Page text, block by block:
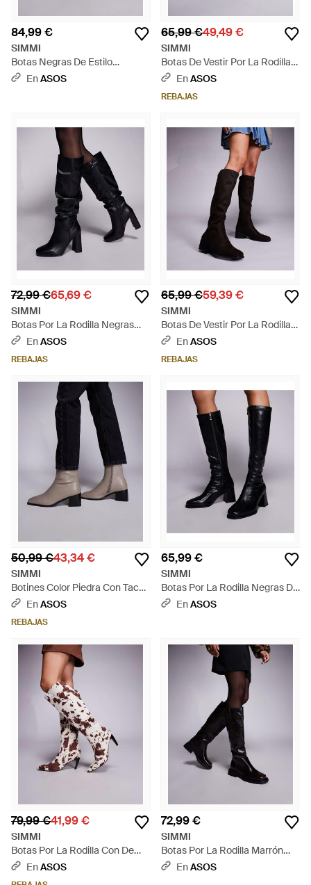
84,99 €
SIMMI
Botas Negras De Estilo
Wéstern Dallas De Simmi
EnASOS
65,99 €49,49 €
SIMMI
Botas De Vestir Por La Rodilla
Verde Oliva De Poliuretano
EnASOS
REBAJAS
72,99 €65,69 €
SIMMI
Botas Por La Rodilla Negras
Fruncidas De Tacón Grueso
Fit-Negro - Negro
EnASOS
REBAJAS
65,99 €59,39 €
SIMMI
Botas De Vestir Por La Rodilla
Marrones De Antelina Xander
Marrón - Negro
EnASOS
REBAJAS
50,99 €43,34 €
SIMMI
Botines Color Piedra Con Tacón
Grueso Nimer De Simmi
EnASOS
REBAJAS
65,99 €
SIMMI
Botas Por La Rodilla Negras De
Tacón Grueso Cole De Simmi
EnASOS
79,99 €41,99 €
SIMMI
Botas Por La Rodilla Con De
Tacón Lapis De Simmi - Gris
EnASOS
72,99 €
SIMMI
Botas Por La Rodilla Marrón
Tostado De Simmi London -
EnASOS